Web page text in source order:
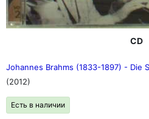
CD
Johannes Brahms (1833-1897) - Die
(2012)
Есть в наличии